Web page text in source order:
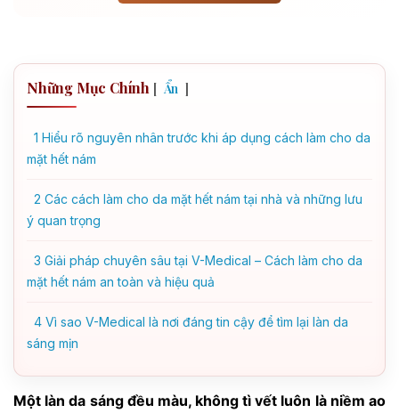
Những Mục Chính [ Ẩn ]
1 Hiểu rõ nguyên nhân trước khi áp dụng cách làm cho da
mặt hết nám
2 Các cách làm cho da mặt hết nám tại nhà và những lưu
ý quan trọng
3 Giải pháp chuyên sâu tại V-Medical – Cách làm cho da
mặt hết nám an toàn và hiệu quả
4 Vì sao V-Medical là nơi đáng tin cậy để tìm lại làn da
sáng mịn
Một làn da sáng đều màu, không tì vết luôn là niềm ao